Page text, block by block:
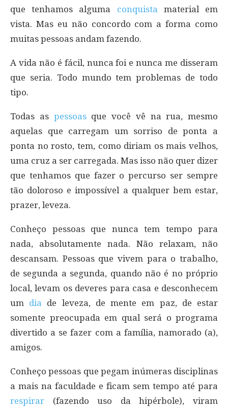
que tenhamos alguma conquista material em
vista. Mas eu não concordo com a forma como
muitas pessoas andam fazendo.
A vida não é fácil, nunca foi e nunca me disseram
que seria. Todo mundo tem problemas de todo
tipo.
Todas as pessoasque você vê na rua, mesmo
aquelas que carregam um sorriso de ponta a
ponta no rosto, tem, como diriam os mais velhos,
uma cruz a ser carregada. Mas isso não quer dizer
que tenhamos que fazer o percurso ser sempre
tão doloroso e impossível a qualquer bem estar,
prazer, leveza.
Conheço pessoas que nunca tem tempo para
nada, absolutamente nada. Não relaxam, não
descansam. Pessoas que vivem para o trabalho,
de segunda a segunda, quando não é no próprio
local, levam os deveres para casa e desconhecem
um dia de leveza, de mente em paz, de estar
somente preocupada em qual será o programa
divertido a se fazer com a família, namorado (a),
amigos.
Conheço pessoas que pegam inúmeras disciplinas
a mais na faculdade e ficam sem tempo até para
respirar (fazendo uso da hipérbole), viram